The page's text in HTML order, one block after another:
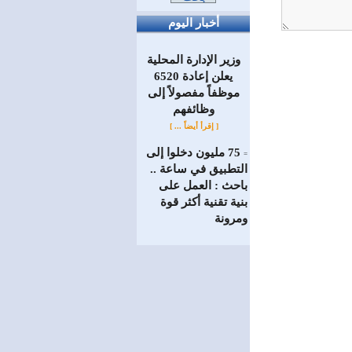
أخبار اليوم
وزير الإدارة المحلية
يعلن إعادة 6520
موظفاً مفصولاً إلى
‏وظائفهم
[ إقرأ أيضاً ... ]
=
75 مليون دخلوا إلى
التطبيق في ساعة ..
باحث : العمل على
بنية تقنية أكثر قوة
ومرونة